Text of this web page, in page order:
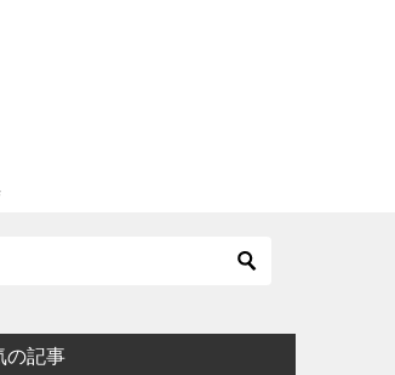
の記事